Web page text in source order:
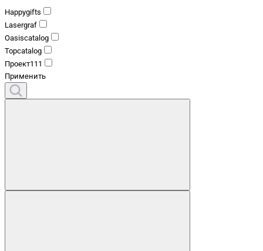
Happygifts
Lasergraf
Oasiscatalog
Topcatalog
Проект111
Применить